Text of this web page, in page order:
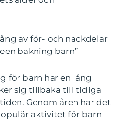
av för- och nackdelar
bakning barn”
för barn har en lång
sig tillbaka till tidiga
Genom åren har det
aktivitet för barn